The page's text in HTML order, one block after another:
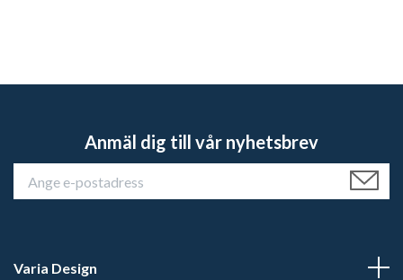
Anmäl dig till vår nyhetsbrev
Varia Design